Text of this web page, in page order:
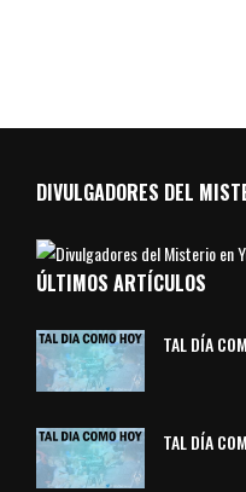
DIVULGADORES DEL
ÚLTIMOS ARTÍCULOS
TAL DÍA
TAL DÍA